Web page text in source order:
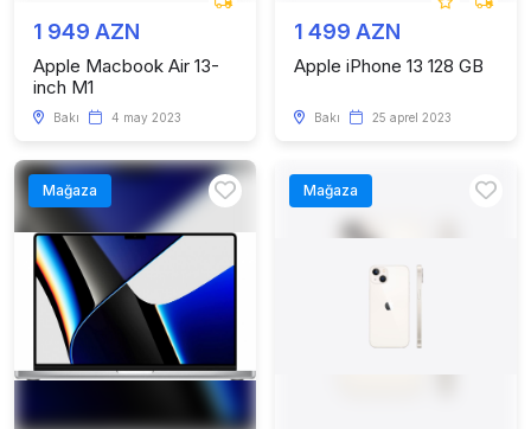
1 949 AZN
Apple Macbook Air 13-
inch M1
Bakı 4 may 2023
1 499 AZN
Apple iPhone 13 128 GB
Bakı 25 aprel 2023
Mağaza Mağaza